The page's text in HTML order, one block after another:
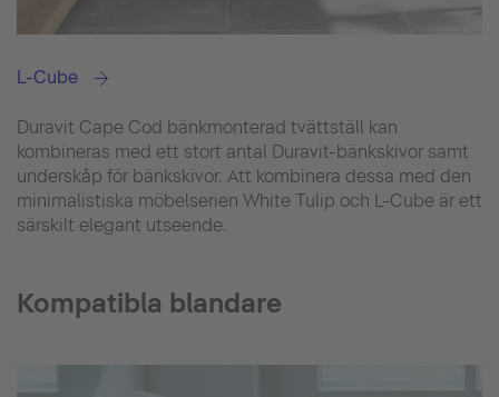
L-Cube
Duravit Cape Cod bänkmonterad tvättställ kan
kombineras med ett stort antal Duravit-bänkskivor samt
underskåp för bänkskivor. Att kombinera dessa med den
minimalistiska möbelserien White Tulip och L-Cube är ett
särskilt elegant utseende.
Kompatibla blandare